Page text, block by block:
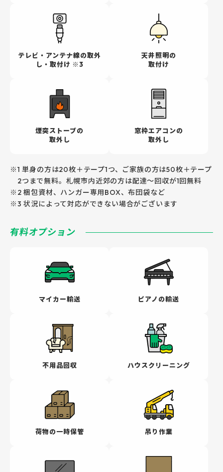
テレビ・アンテナ線の取外
し・取付け ※3
天井照明の
取付け
煙突ストーブの
取外し
窓枠エアコンの
取外し
※1 単身の方は20枚＋テープ1つ、ご家族の方は50枚＋テープ
2つまで無料。札幌市内近郊の方は配達～回収が1回無料
※2 梱包資材、ハンガー専用BOX、布団袋など
※3 状況によって対応ができない場合がございます
有料オプション
マイカー輸送 ピアノの輸送
不用品回収 ハウスクリーニング
荷物の一時保管 吊り作業